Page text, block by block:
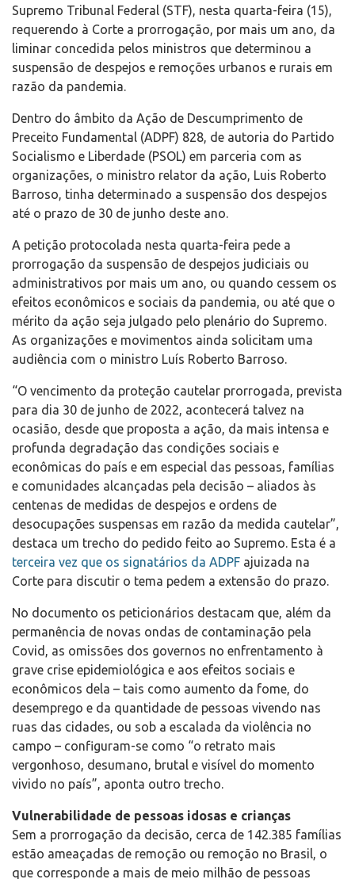
Supremo Tribunal Federal (STF), nesta quarta-feira (15),
requerendo à Corte a prorrogação, por mais um ano, da
liminar concedida pelos ministros que determinou a
suspensão de despejos e remoções urbanos e rurais em
razão da pandemia.
Dentro do âmbito da Ação de Descumprimento de
Preceito Fundamental (ADPF) 828, de autoria do Partido
Socialismo e Liberdade (PSOL) em parceria com as
organizações, o ministro relator da ação, Luis Roberto
Barroso, tinha determinado a suspensão dos despejos
até o prazo de 30 de junho deste ano.
A petição protocolada nesta quarta-feira pede a
prorrogação da suspensão de despejos judiciais ou
administrativos por mais um ano, ou quando cessem os
efeitos econômicos e sociais da pandemia, ou até que o
mérito da ação seja julgado pelo plenário do Supremo.
As organizações e movimentos ainda solicitam uma
audiência com o ministro Luís Roberto Barroso.
“O vencimento da proteção cautelar prorrogada, prevista
para dia 30 de junho de 2022, acontecerá talvez na
ocasião, desde que proposta a ação, da mais intensa e
profunda degradação das condições sociais e
econômicas do país e em especial das pessoas, famílias
e comunidades alcançadas pela decisão – aliados às
centenas de medidas de despejos e ordens de
desocupações suspensas em razão da medida cautelar”,
destaca um trecho do pedido feito ao Supremo. Esta é a
terceira vez que os signatários da ADPF ajuizada na
Corte para discutir o tema pedem a extensão do prazo.
No documento os peticionários destacam que, além da
permanência de novas ondas de contaminação pela
Covid, as omissões dos governos no enfrentamento à
grave crise epidemiológica e aos efeitos sociais e
econômicos dela – tais como aumento da fome, do
desemprego e da quantidade de pessoas vivendo nas
ruas das cidades, ou sob a escalada da violência no
campo – configuram-se como “o retrato mais
vergonhoso, desumano, brutal e visível do momento
vivido no país”, aponta outro trecho.
Vulnerabilidade de pessoas idosas e crianças
Sem a prorrogação da decisão, cerca de 142.385 famílias
estão ameaçadas de remoção ou remoção no Brasil, o
que corresponde a mais de meio milhão de pessoas